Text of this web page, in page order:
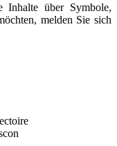
über Symbole,
melden Sie sich